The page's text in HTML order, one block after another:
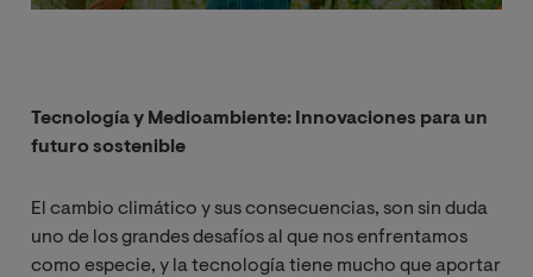
Tecnología y Medioambiente: Innovaciones para un
futuro sostenible
El cambio climático y sus consecuencias, son sin duda
uno de los grandes desafíos al que nos enfrentamos
como especie, y la tecnología tiene mucho que aportar